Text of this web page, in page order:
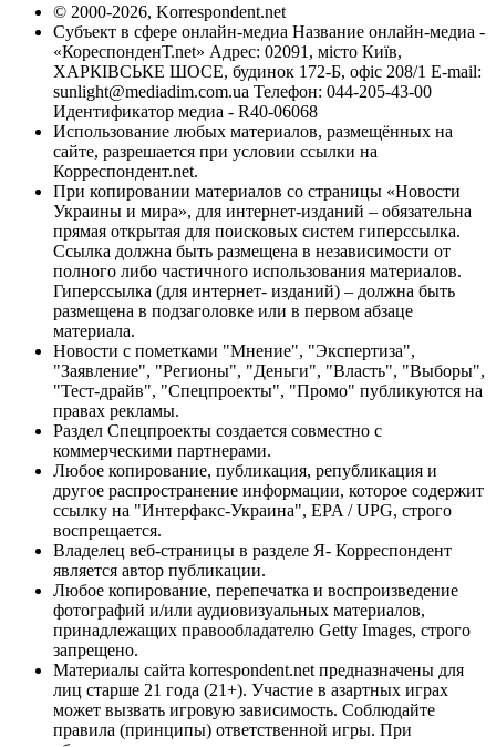
© 2000-2026, Korrespondent.net
Субъект в сфере онлайн-медиа Название онлайн-медиа -
«КореспонденТ.net» Адрес: 02091, місто Київ,
ХАРКІВСЬКЕ ШОСЕ, будинок 172-Б, офіс 208/1 E-mail:
sunlight@mediadim.com.ua Телефон: 044-205-43-00
Идентификатор медиа - R40-06068
Использование любых материалов, размещённых на
сайте, разрешается при условии ссылки на
Корреспондент.net.
При копировании материалов со страницы «Новости
Украины и мира», для интернет-изданий – обязательна
прямая открытая для поисковых систем гиперссылка.
Ссылка должна быть размещена в независимости от
полного либо частичного использования материалов.
Гиперссылка (для интернет- изданий) – должна быть
размещена в подзаголовке или в первом абзаце
материала.
Новости с пометками "Мнение", "Экспертиза",
"Заявление", "Регионы", "Деньги", "Власть", "Выборы",
"Тест-драйв", "Спецпроекты", "Промо" публикуются на
правах рекламы.
Раздел Спецпроекты создается совместно с
коммерческими партнерами.
Любое копирование, публикация, републикация и
другое распространение информации, которое содержит
ссылку на "Интерфакс-Украина", EPA / UPG, строго
воспрещается.
Владелец веб-страницы в разделе Я- Корреспондент
является автор публикации.
Любое копирование, перепечатка и воспроизведение
фотографий и/или аудиовизуальных материалов,
принадлежащих правообладателю Getty Images, строго
запрещено.
Материалы сайта korrespondent.net предназначены для
лиц старше 21 года (21+). Участие в азартных играх
может вызвать игровую зависимость. Соблюдайте
правила (принципы) ответственной игры. При